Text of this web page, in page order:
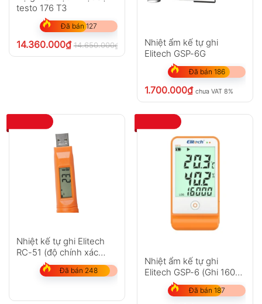
testo 176 T3
Đã bán 127
14.360.000₫ 14.650.000₫ chưa VAT 8%Nhiệt ẩm kế tự ghi
Elitech GSP-6G
Đã bán 186
1.700.000₫ chưa VAT 8%
Nhiệt kế tự ghi Elitech
RC-51 (độ chính xác
Đã bán 248
Nhiệt ẩm kế tự ghi
Elitech GSP-6 (Ghi 16000
Đã bán 187